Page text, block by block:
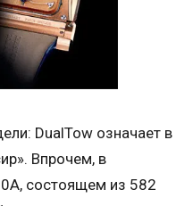
DualTow означает в
Впрочем, в
состоящем из 582